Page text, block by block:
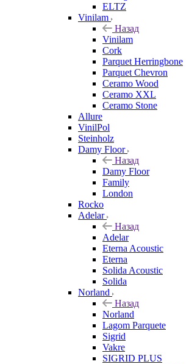
ELTZ
Vinilam
Назад
Vinilam
Cork
Parquet Herringbone
Parquet Chevron
Ceramo Wood
Ceramo XXL
Ceramo Stone
Allure
VinilPol
Steinholz
Damy Floor
Назад
Damy Floor
Family
London
Rocko
Adelar
Назад
Adelar
Eterna Acoustic
Eterna
Solida Acoustic
Solida
Norland
Назад
Norland
Lagom Parquete
Sigrid
Vakre
SIGRID PLUS